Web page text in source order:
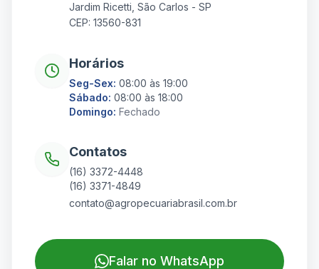
Jardim Ricetti, São Carlos - SP
CEP: 13560-831
Horários
Seg-Sex: 08:00 às 19:00
Sábado: 08:00 às 18:00
Domingo: Fechado
Contatos
(16) 3372-4448
(16) 3371-4849
contato@agropecuariabrasil.com.br
Falar no WhatsApp